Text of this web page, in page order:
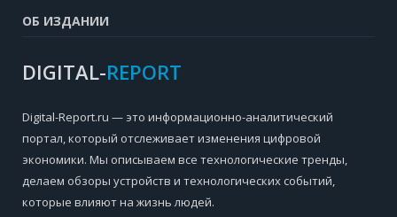
ОБ ИЗДАНИИ
DIGITAL-REPORT
Digital-Report.ru — это информационно-аналитический
портал, который отслеживает изменения цифровой
экономики. Мы описываем все технологические тренды,
делаем обзоры устройств и технологических событий,
которые влияют на жизнь людей.